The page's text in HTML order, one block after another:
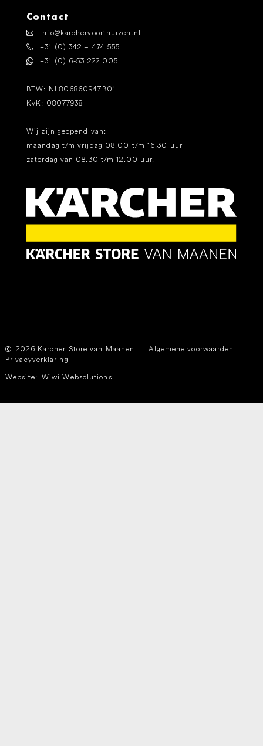
Contact
info@karchervoorthuizen.nl
+31 (0) 342 – 474 555
+31 (0) 6-53 222 005
BTW: NL806860947B01
KvK: 08077938
Wij zijn geopend van:
maandag t/m vrijdag 08.00 t/m 16.30 uur
zaterdag van 08.30 t/m 12.00 uur.
2026 Kärcher Store van Maanen | Algemene voorwaarden
|
Privacyverklaring
Website: Wiwi Websolutions